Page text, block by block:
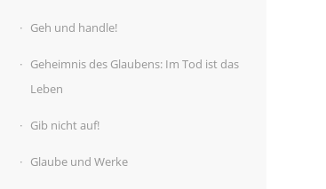
Geh und handle!
Geheimnis des Glaubens: Im Tod ist das
Leben
Gib nicht auf!
Glaube und Werke